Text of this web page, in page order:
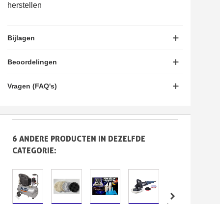
herstellen
Bijlagen
Beoordelingen
Vragen (FAQ's)
6 ANDERE PRODUCTEN IN DEZELFDE
CATEGORIE: